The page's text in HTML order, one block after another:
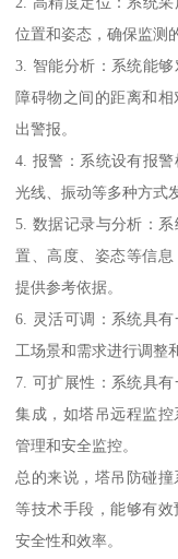
位置和姿态，确保监测
3. 智能分析：系统能
障碍物之间的距离和
出警报。
4. 报警：系统设有报警
光线、振动等多种方式
5. 数据记录与分析：
置、高度、姿态等信
提供参考依据。
6. 灵活可调：系统具
工场景和需求进行调整
7. 可扩展性：系统具
集成，如塔吊远程监
管理和安全监控。
总的来说，塔吊防碰
等技术手段，能够有
安全性和效率。